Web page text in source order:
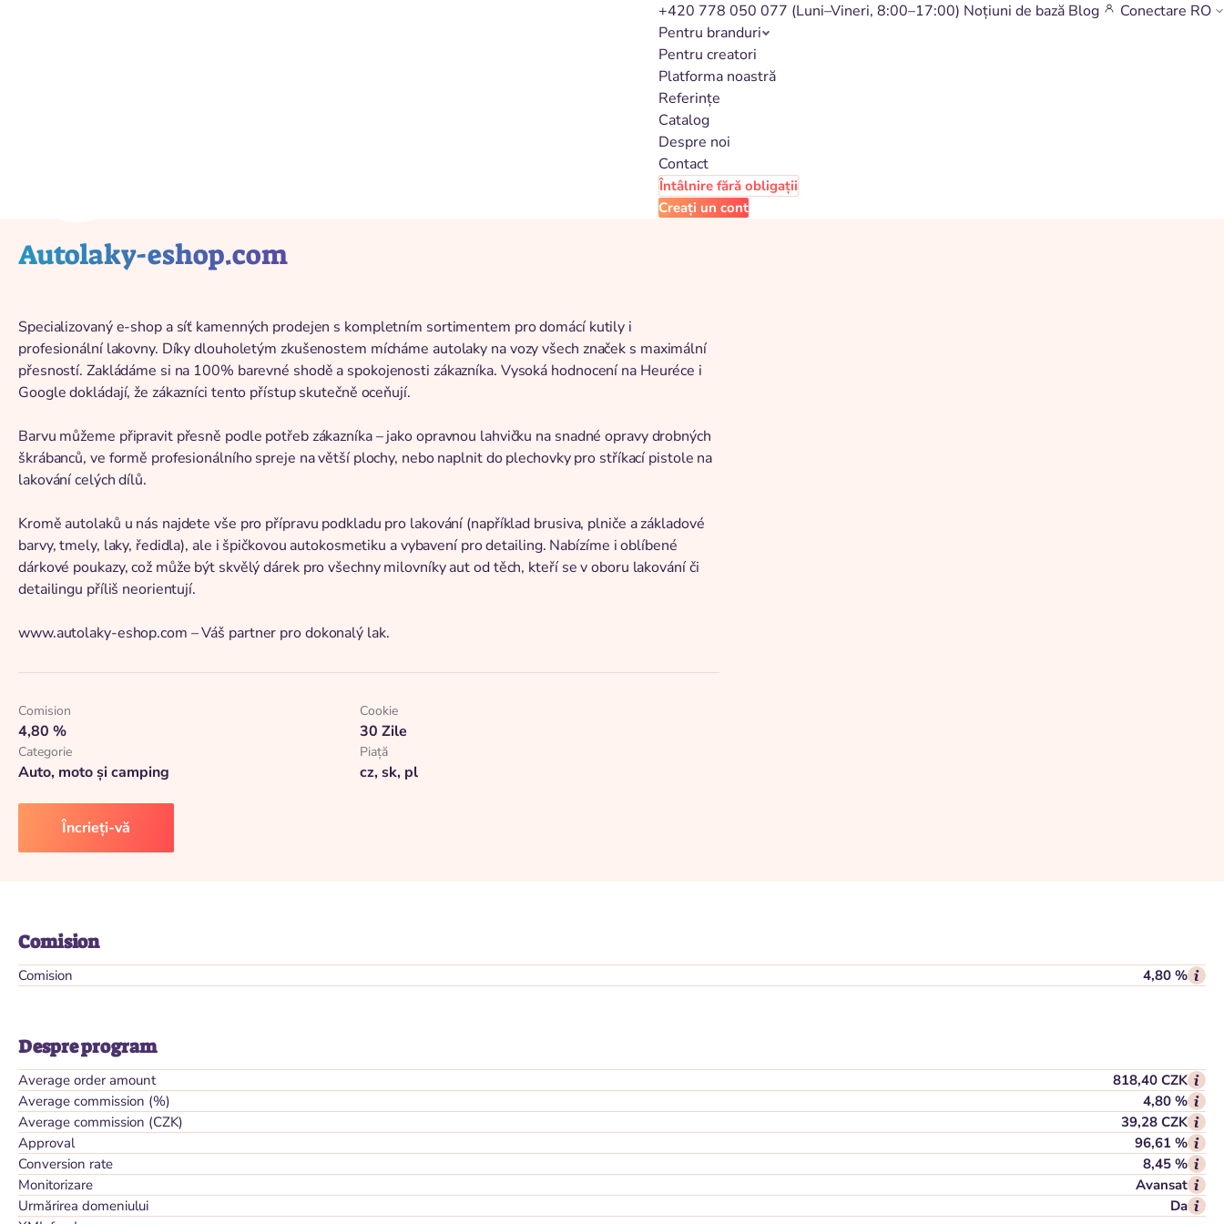
+420 778 050 077 (Luni–Vineri, 8:00–17:00) Noțiuni de bază Blog Conectare RO
Pentru branduri
Pentru creatori
Platforma noastră
Referințe
Catalog
Despre noi
Contact
Întâlnire fără obligații
Creați un cont
Autolaky-eshop.com
Specializovaný e-shop a síť kamenných prodejen s kompletním sortimentem pro domácí kutily i
profesionální lakovny. Díky dlouholetým zkušenostem mícháme autolaky na vozy všech značek s maximální
přesností. Zakládáme si na 100% barevné shodě a spokojenosti zákazníka. Vysoká hodnocení na Heuréce i
Google dokládají, že zákazníci tento přístup skutečně oceňují.
Barvu můžeme připravit přesně podle potřeb zákazníka – jako opravnou lahvičku na snadné opravy drobných
škrábanců, ve formě profesionálního spreje na větší plochy, nebo naplnit do plechovky pro stříkací pistole na
lakování celých dílů.
Kromě autolaků u nás najdete vše pro přípravu podkladu pro lakování (například brusiva, plniče a základové
barvy, tmely, laky, ředidla), ale i špičkovou autokosmetiku a vybavení pro detailing. Nabízíme i oblíbené
dárkové poukazy, což může být skvělý dárek pro všechny milovníky aut od těch, kteří se v oboru lakování či
detailingu příliš neorientují.
www.autolaky-eshop.com – Váš partner pro dokonalý lak.
Comision
4,80 %
Cookie
30 Zile
Categorie
Auto, moto și camping
Piaţă
cz, sk, pl
Încrieți-vă
Comision
Comision 4,80 %
Despre program
Average order amount
818,40 CZK
Average commission (%)
4,80 %
Average commission (CZK)
39,28 CZK
Approval
96,61 %
Conversion rate
8,45 %
Monitorizare
Avansat
Urmărirea domeniului
Da